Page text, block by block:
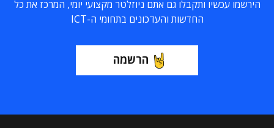
הירשמו עכשיו ותקבלו גם אתם ניוזלטר מקצועי יומי, המרכז את כל
החדשות והעדכונים בתחומי ה-ICT
הרשמה